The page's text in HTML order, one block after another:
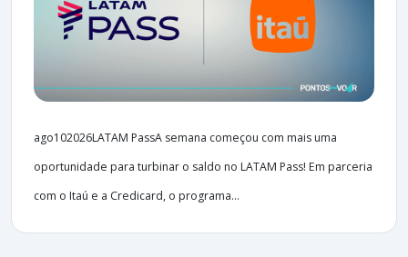
ago102026LATAM PassA semana começou com mais uma
oportunidade para turbinar o saldo no LATAM Pass! Em parceria
com o Itaú e a Credicard, o programa...